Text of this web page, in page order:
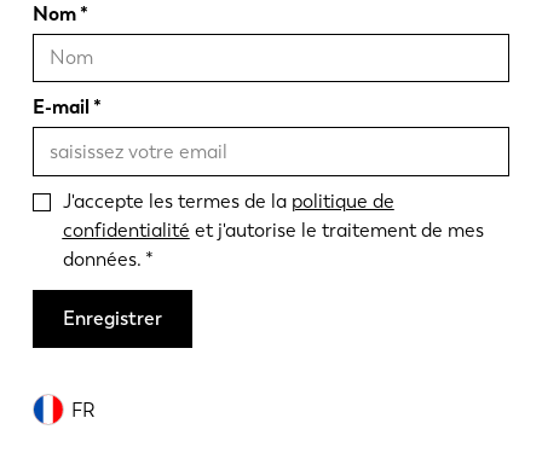
FR
Nom
E-mail
J'accepte les termes de la politique de
confidentialité et j'autorise le traitement de mes
données.
Enregistrer